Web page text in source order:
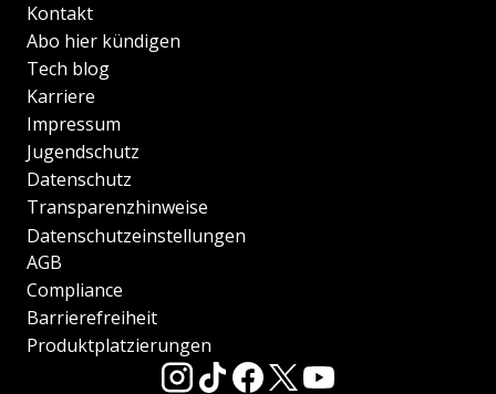
Kontakt
Abo hier kündigen
Tech blog
Karriere
Impressum
Jugendschutz
Datenschutz
Transparenzhinweise
Datenschutzeinstellungen
AGB
Compliance
Barrierefreiheit
Produktplatzierungen